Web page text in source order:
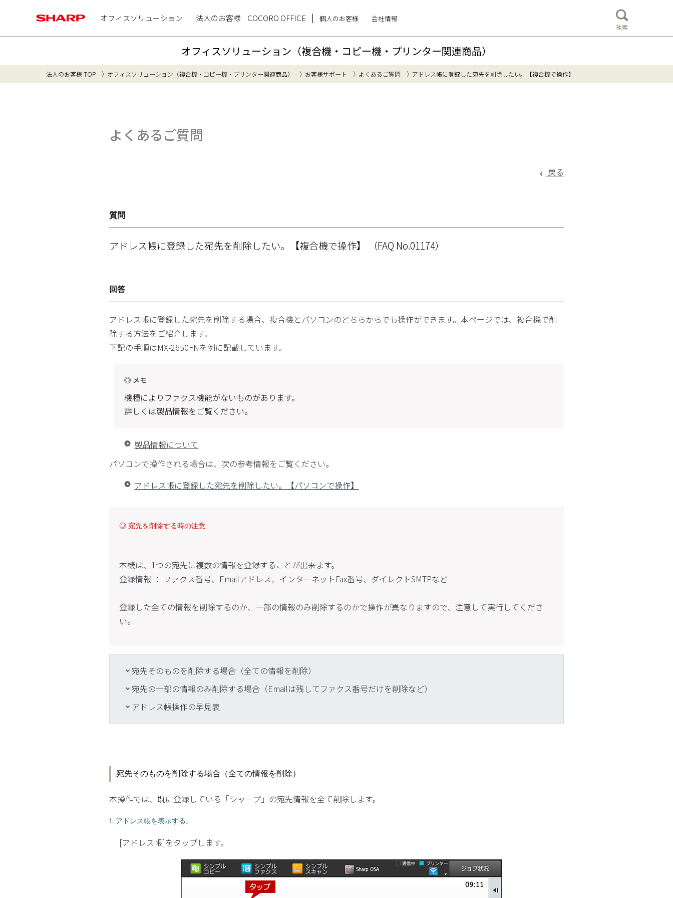
オフィスソリューション 法人のお客様 COCORO OFFICE 個人のお客様 会社情報
検索
オフィスソリューション（複合機・コピー機・プリンター関連商品）
法人のお客様 TOP オフィスソリューション（複合機・コピー機・プリンター関連商品） お客様サポート よくあるご質問 アドレス帳に登録した宛先を削除したい。【複合機で操作】
よくあるご質問
戻る
質問
アドレス帳に登録した宛先を削除したい。【複合機で操作】 （FAQ No.01174）
回答
アドレス帳に登録した宛先を削除する場合、複合機とパソコンのどちらからでも操作ができます。本ページでは、複合機で削
除する方法をご紹介します。
下記の手順はMX-2650FNを例に記載しています。
◎ メモ
機種によりファクス機能がないものがあります。
詳しくは製品情報をご覧ください。
製品情報について
パソコンで操作される場合は、次の参考情報をご覧ください。
アドレス帳に登録した宛先を削除したい。【パソコンで操作】
◎ 宛先を削除する時の注意
本機は、1つの宛先に複数の情報を登録することが出来ます。
登録情報 ： ファクス番号、Emailアドレス、インターネットFax番号、ダイレクトSMTPなど
登録した全ての情報を削除するのか、一部の情報のみ削除するのかで操作が異なりますので、注意して実行してくださ
い。
宛先そのものを削除する場合（全ての情報を削除）
宛先の一部の情報のみ削除する場合（Emailは残してファクス番号だけを削除など）
アドレス帳操作の早見表
宛先そのものを削除する場合（全ての情報を削除）
本操作では、既に登録している「シャープ」の宛先情報を全て削除します。
1. アドレス帳を表示する。
[アドレス帳]をタップします。